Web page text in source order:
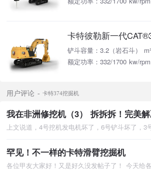
卡特彼勒新一代
铲斗容量：3.2（岩石斗） m³
额定功率：332/1700 kw/rpm
用户评论 卡特374挖掘机
罕见！不一样的卡特滑臂挖掘机